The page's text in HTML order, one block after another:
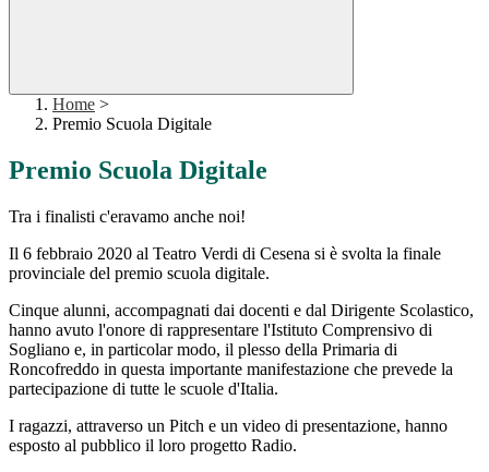
Home >
Premio Scuola Digitale
Premio Scuola Digitale
Tra i finalisti c'eravamo anche noi!
Il 6 febbraio 2020 al Teatro Verdi di Cesena si è svolta la finale
provinciale del premio scuola digitale.
Cinque alunni, accompagnati dai docenti e dal Dirigente Scolastico,
hanno avuto l'onore di rappresentare l'Istituto Comprensivo di
Sogliano e, in particolar modo, il plesso della Primaria di
Roncofreddo in questa importante manifestazione che prevede la
partecipazione di tutte le scuole d'Italia.
I ragazzi, attraverso un Pitch e un video di presentazione, hanno
esposto al pubblico il loro progetto Radio.